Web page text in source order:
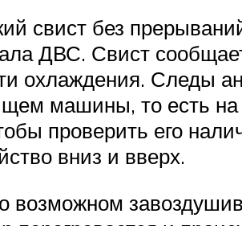
свист без
ДВС. Свист
охлаждения. Следы
машины, то есть на
проверить его
вниз и вверх.
возможном